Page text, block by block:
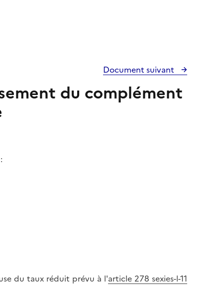
Document suivant
du complément
du taux réduit prévu à l'article 278 sexies-l-11